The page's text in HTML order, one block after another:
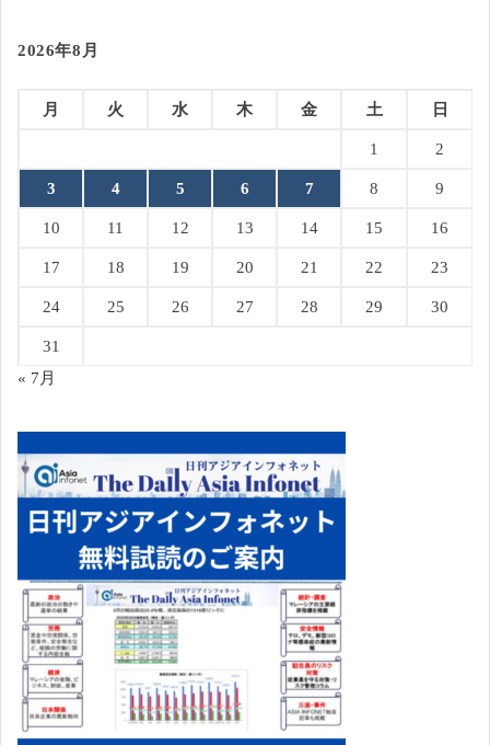
2026年8月
月 火 水 木 金 土 日
1 2
3 4 5 6 7 8 9
10 11 12 13 14 15 16
17 18 19 20 21 22 23
24 25 26 27 28 29 30
31
« 7月